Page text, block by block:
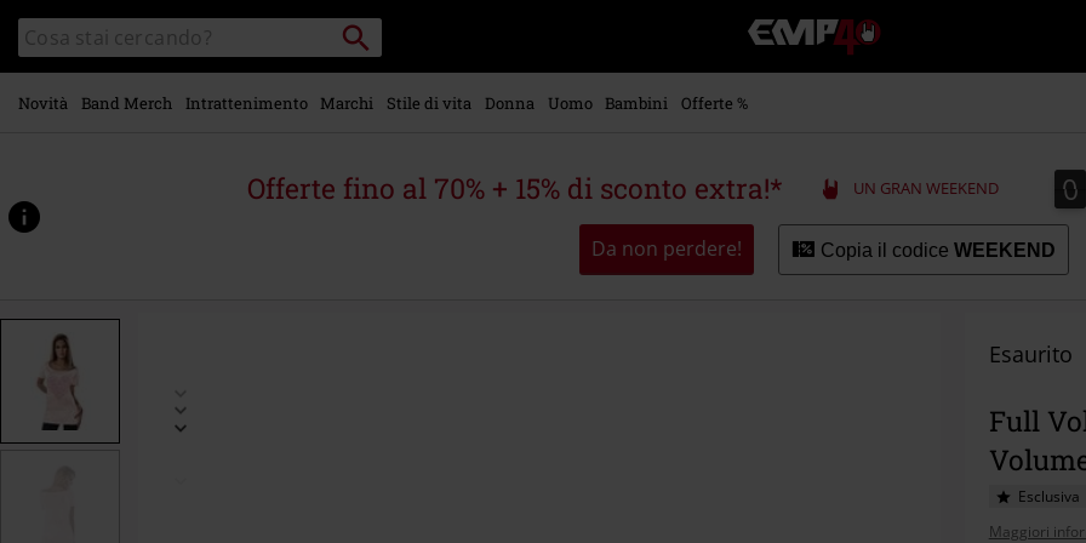
contenuto
principale
Cerca
nel
catalogo
Cerca
Punto
di
ritiro
EMP
-
Musica,
Videogame
-
Abbigliamento
Novità Band Merch Intrattenimento Marchi Stile di vita Donna Uomo Bambini Offerte %
Offerte fino al 70% + 15% di sconto extra!* UN GRAN WEEKEND 0
0
Da non perdere! Copia il codice WEEKEND
www.emp-
p/full-
576787.html
Esaurito
Full
Esclusiva
Maggiori